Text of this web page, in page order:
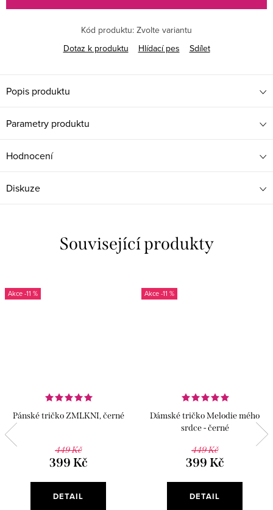
Kód produktu: Zvolte variantu
Dotaz k produktu
Hlídací pes Sdílet
Popis produktu
Parametry produktu
Hodnocení
Diskuze
Související produkty
-11 %
Pánské tričko ZMLKNI, černé
449 Kč
399 Kč
DETAIL
-11 %
Dámské tričko Melodie mého
srdce - černé
449 Kč
399 Kč
DETAIL